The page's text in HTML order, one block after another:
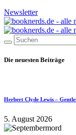
Newsletter
Die neuesten Beiträge
Herbert Clyde Lewis –
5. August 2026